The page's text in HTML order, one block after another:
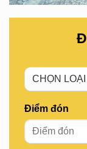
Điểm đón